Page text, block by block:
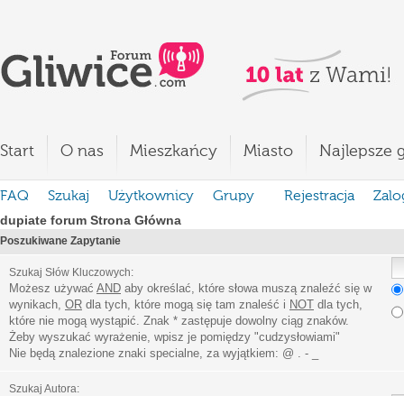
Start O nas Mieszkańcy Miasto Najlepsze
FAQ Szukaj Użytkownicy Grupy Rejestracja
dupiate forum Strona Główna
Poszukiwane Zapytanie
Szukaj Słów Kluczowych:
Możesz używać AND aby określać, które słowa muszą znaleźć się w
wynikach, OR dla tych, które mogą się tam znaleść i NOT dla tych,
które nie mogą wystąpić. Znak * zastępuje dowolny ciąg znaków.
Żeby wyszukać wyrażenie, wpisz je pomiędzy "cudzysłowiami"
Nie będą znalezione znaki specialne, za wyjątkiem: @ . - _
Szukaj Autora: